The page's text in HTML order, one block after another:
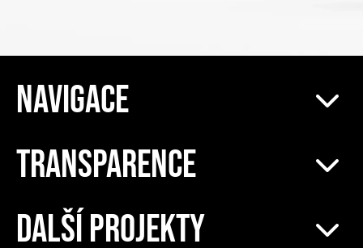
NAVIGACE
TRANSPARENCE
DALŠÍ PROJEKTY